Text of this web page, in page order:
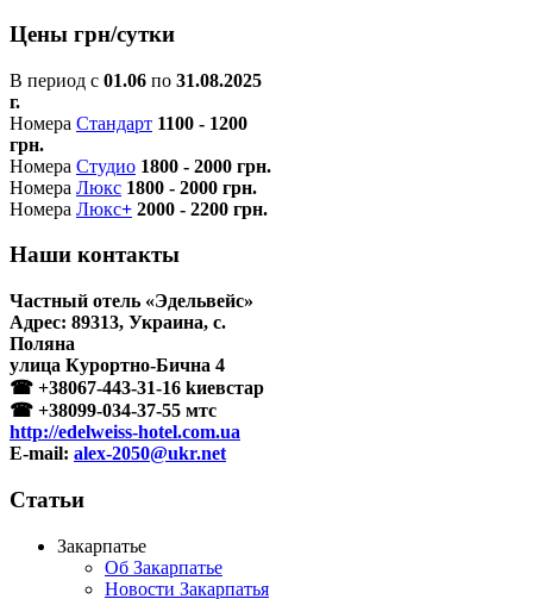
Цены грн/сутки
В период с 01.06 по 31.08.2025
г.
Номера Стандарт 1100 - 1200
грн.
Номера Студио 1800 - 2000 грн.
Номера Люкс 1800 - 2000 грн.
Номера Люкс+ 2000 - 2200 грн.
Наши контакты
Частный отель «Эдельвейс»
Адрес: 89313, Украина, с.
Поляна
улица Курортно-Бична 4
☎ +38067-443-31-16 kиeвстар
☎ +38099-034-37-55 мтc
http://edelweiss-hotel.com.ua
E-mail: alex-2050@ukr.net
Статьи
Закарпатье
Об Закарпатье
Новости Закарпатья